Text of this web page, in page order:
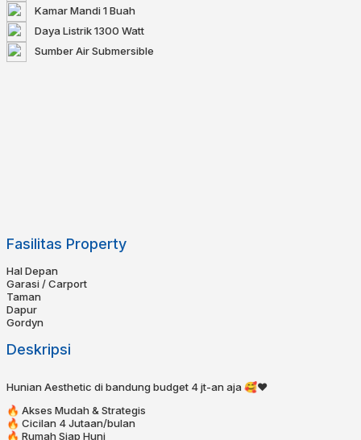
Kamar Mandi1 Buah
Daya Listrik1300 Watt
Sumber AirSubmersible
Fasilitas Property
Hal Depan
Garasi / Carport
Taman
Dapur
Gordyn
Deskripsi
Hunian Aesthetic di bandung budget 4 jt-an aja 🥰❤️⁣⁣
⁣⁣⁣⁣🔥 Akses Mudah & Strategis⁣⁣
🔥 Cicilan 4 Jutaan/bulan⁣⁣⁣⁣
🔥 Rumah Siap Huni⁣⁣